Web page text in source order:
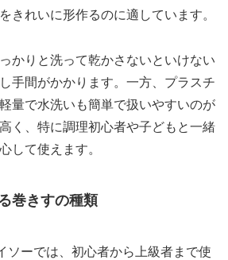
きれいに形作るのに適しています。
かりと洗って乾かさないといけない
手間がかかります。一方、プラスチ
量で水洗いも簡単で扱いやすいのが
く、特に調理初心者や子どもと一緒
して使えます。
巻きすの種類
ソーでは、初心者から上級者まで使